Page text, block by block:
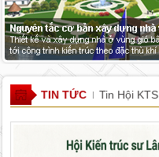
TIN TỨC Tin Hội KTS